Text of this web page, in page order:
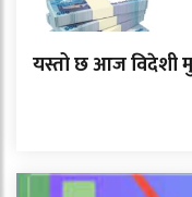
यस्तो छ आज विदेशी